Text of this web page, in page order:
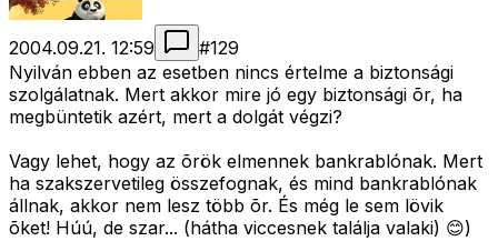
2004.09.21. 12:59 #129
Nyilván ebben az esetben nincs értelme a biztonsági
szolgálatnak. Mert akkor mire jó egy biztonsági õr, ha
megbüntetik azért, mert a dolgát végzi?
Vagy lehet, hogy az õrök elmennek bankrablónak. Mert
ha szakszervetileg összefognak, és mind bankrablónak
állnak, akkor nem lesz több õr. És még le sem lövik
õket! Húú, de szar... (hátha viccesnek találja valaki) 😊)